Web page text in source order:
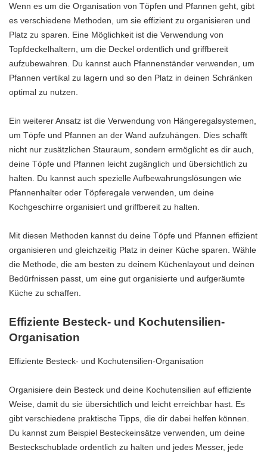
Wenn es um die Organisation von Töpfen und Pfannen geht, gibt
es verschiedene Methoden, um sie effizient zu organisieren und
Platz zu sparen. Eine Möglichkeit ist die Verwendung von
Topfdeckelhaltern, um die Deckel ordentlich und griffbereit
aufzubewahren. Du kannst auch Pfannenständer verwenden, um
Pfannen vertikal zu lagern und so den Platz in deinen Schränken
optimal zu nutzen.
Ein weiterer Ansatz ist die Verwendung von Hängeregalsystemen,
um Töpfe und Pfannen an der Wand aufzuhängen. Dies schafft
nicht nur zusätzlichen Stauraum, sondern ermöglicht es dir auch,
deine Töpfe und Pfannen leicht zugänglich und übersichtlich zu
halten. Du kannst auch spezielle Aufbewahrungslösungen wie
Pfannenhalter oder Töpferegale verwenden, um deine
Kochgeschirre organisiert und griffbereit zu halten.
Mit diesen Methoden kannst du deine Töpfe und Pfannen effizient
organisieren und gleichzeitig Platz in deiner Küche sparen. Wähle
die Methode, die am besten zu deinem Küchenlayout und deinen
Bedürfnissen passt, um eine gut organisierte und aufgeräumte
Küche zu schaffen.
Effiziente Besteck- und Kochutensilien-
Organisation
Effiziente Besteck- und Kochutensilien-Organisation
Organisiere dein Besteck und deine Kochutensilien auf effiziente
Weise, damit du sie übersichtlich und leicht erreichbar hast. Es
gibt verschiedene praktische Tipps, die dir dabei helfen können.
Du kannst zum Beispiel Besteckeinsätze verwenden, um deine
Besteckschublade ordentlich zu halten und jedes Messer, jede